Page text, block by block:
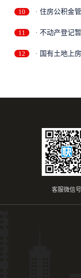
10 · 住房公积金
11 · 不动产登记
12 · 国有土地上
客服微信号